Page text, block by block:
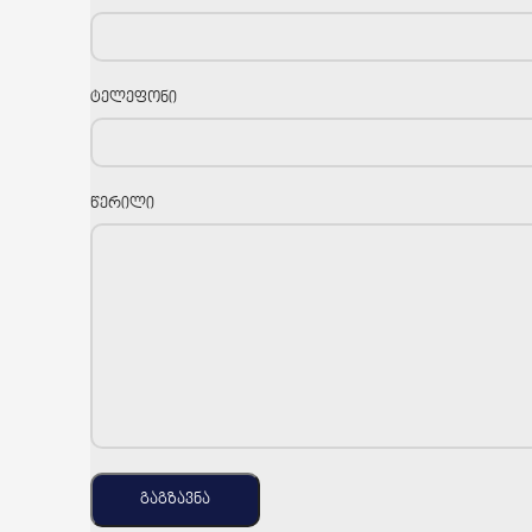
ტელეფონი
წერილი